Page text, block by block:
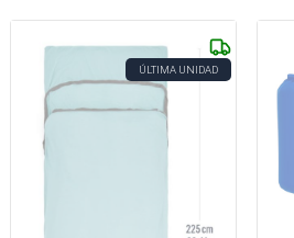
ÚLTIMA UNIDAD